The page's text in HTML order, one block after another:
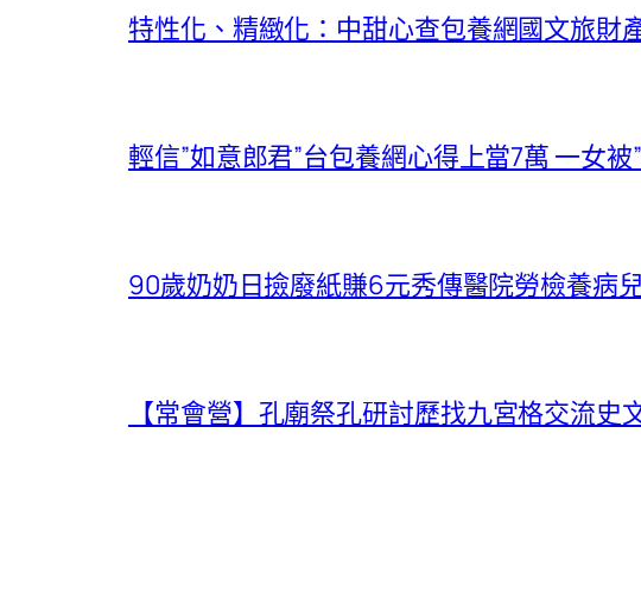
特性化、精緻化：中甜心查包養網國文旅財
輕信”如意郎君”台包養網心得上當7萬 一女被
90歲奶奶日撿廢紙賺6元秀傳醫院勞檢養病
【常會營】孔廟祭孔研討歷找九宮格交流史